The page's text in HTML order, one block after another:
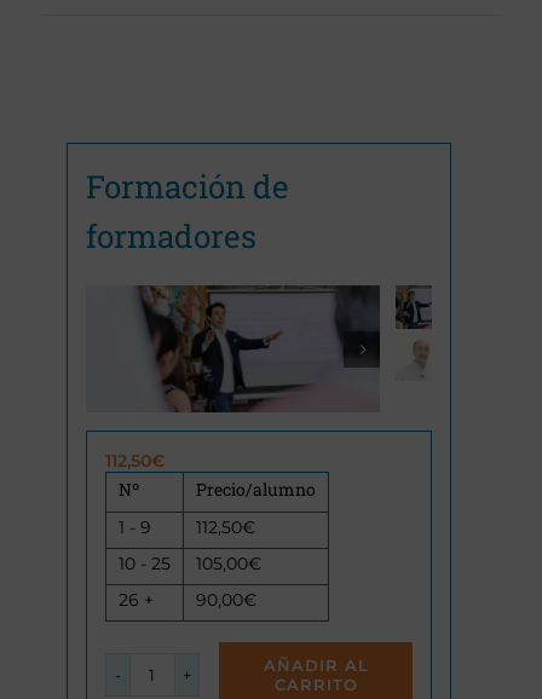
Formación de
formadores

112,50€
Nº Precio/alumno
1 - 9 112,50€
10 - 25
105,00€
26 +
90,00€
Formación
AÑADIR AL
CARRITO